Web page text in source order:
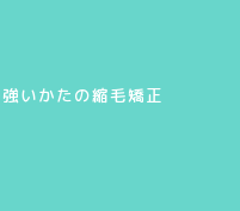
いかたの縮毛矯正